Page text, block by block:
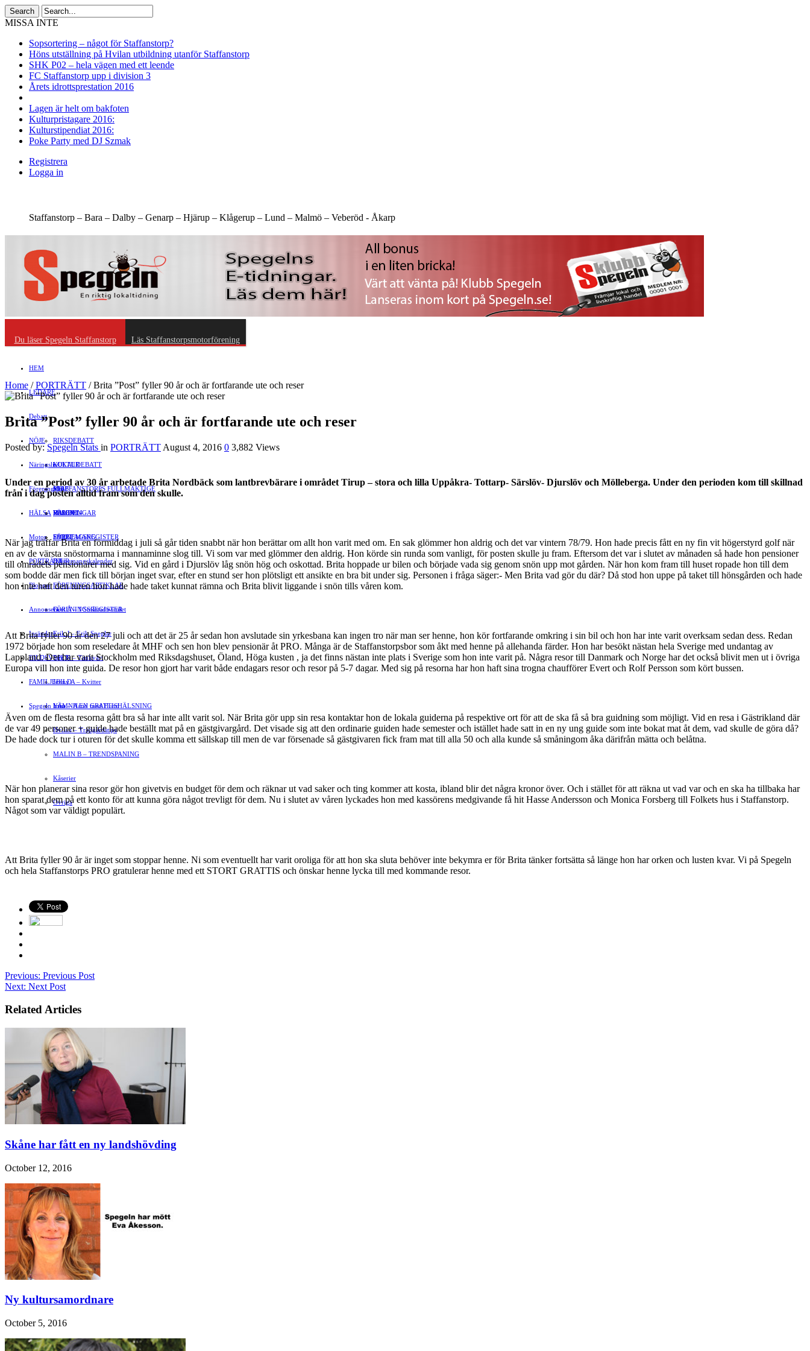
MISSA INTE
Sopsortering – något för Staffanstorp?
Höns utställning på Hvilan utbildning utanför Staffanstorp
SHK P02 – hela vägen med ett leende
FC Staffanstorp upp i division 3
Årets idrottsprestation 2016
Lagen är helt om bakfoten
Kulturpristagare 2016:
Kulturstipendiat 2016:
Poke Party med DJ Szmak
Registrera
Logga in
Staffanstorp – Bara – Dalby – Genarp – Hjärup – Klågerup – Lund – Malmö – Veberöd - Åkarp
Du läser Spegeln Staffanstorp Läs Staffanstorpsmotorförening
HEM
LEDARE
Debatt
RIKSDEBATT
LOKALDEBATT
STAFFANSTORPS FULLMÄKTIGE
VAL 2014
NÖJE
KULTUR
Mat
RESOR
EVENEMANG
Evenemangskalender
Näringsliv
JOBB
HANDEL
FÖRETAGSREGISTER
Föreningsliv
FÖRENINGAR
SPORT
DJUR
FÖRENINGSARTIKLAR
FÖRENINGSREGISTER
HÄLSA
Motor
PORTRÄTT
Bloggar
Gert Å – I Småstadsvimlet
Erik J – Erik Speglar
Stig N – Tänkvärt
Jenny A – Kvitter
Yrsa – Hand med Hund
Hvilan – Trädgårdstips
MALIN B – TRENDSPANING
Kåserier
Ovriga
Annonsera
Insändare
BILDSVEPET
FAMILJEBILD
LÄMNA EN GRATTISHÄLSNING
Spegeln Info
Home /PORTRÄTT /Brita ”Post” fyller 90 år och är fortfarande ute och reser
Brita ”Post” fyller 90 år och är fortfarande ute och reser
Posted by: Spegeln Stats in PORTRÄTT August 4, 2016 0 3,882 Views
Under en period av 30 år arbetade Brita Nordbäck som lantbrevbärare i området Tirup – stora och lilla Uppåkra- Tottarp- Särslöv- Djurslöv och Mölleberga. Under den perioden kom till skillnad
från i dag posten alltid fram som den skulle.
När jag träffar Brita en förmiddag i juli så går tiden snabbt när hon berättar om allt hon varit med om. En sak glömmer hon aldrig och det var vintern 78/79. Hon hade precis fått en ny fin vit högerstyrd golf när
en av de värsta snöstormarna i mannaminne slog till. Vi som var med glömmer den aldrig. Hon körde sin runda som vanligt, för posten skulle ju fram. Eftersom det var i slutet av månaden så hade hon pensioner
till områdets pensionärer med sig. Vid en gård i Djurslöv låg snön hög och oskottad. Brita hoppade ur bilen och började vada sig genom snön upp mot gården. När hon kom fram till huset ropade hon till dem
som bodde där men fick till början inget svar, efter en stund ser hon plötsligt ett ansikte en bra bit under sig. Personen i fråga säger:- Men Brita vad gör du där? Då stod hon uppe på taket till hönsgården och hade
hon inte haft den turen hon hade hade taket kunnat rämna och Brita blivit liggande i snön tills våren kom.
Att Brita fyller 90 år den 27 juli och att det är 25 år sedan hon avslutade sin yrkesbana kan ingen tro när man ser henne, hon kör fortfarande omkring i sin bil och hon har inte varit overksam sedan dess. Redan
1972 började hon som reseledare åt MHF och sen hon blev pensionär åt PRO. Många är de Staffanstorpsbor som åkt med henne på allehanda färder. Hon har besökt nästan hela Sverige med undantag av
Lappland. Det har varit Stockholm med Riksdagshuset, Öland, Höga kusten , ja det finns nästan inte plats i Sverige som hon inte varit på. Några resor till Danmark och Norge har det också blivit men ut i övriga
Europa vill hon inte guida. De resor hon gjort har varit både endagars resor och resor på 5-7 dagar. Med sig på resorna har hon haft sina trogna chaufförer Evert och Rolf Persson som kört bussen.
Även om de flesta resorna gått bra så har inte allt varit sol. När Brita gör upp sin resa kontaktar hon de lokala guiderna på respektive ort för att de ska få så bra guidning som möjligt. Vid en resa i Gästrikland där
de var 49 personer + guide hade beställt mat på en gästgivargård. Det visade sig att den ordinarie guiden hade semester och istället hade satt in en ny ung guide som inte bokat mat åt dem, vad skulle de göra då?
De hade dock tur i oturen för det skulle komma ett sällskap till men de var försenade så gästgivaren fick fram mat till alla 50 och alla kunde så småningom åka därifrån mätta och belåtna.
När hon planerar sina resor gör hon givetvis en budget för dem och räknar ut vad saker och ting kommer att kosta, ibland blir det några kronor över. Och i stället för att räkna ut vad var och en ska ha tillbaka har
hon sparat dem på ett konto för att kunna göra något trevligt för dem. Nu i slutet av våren lyckades hon med kassörens medgivande få hit Hasse Andersson och Monica Forsberg till Folkets hus i Staffanstorp.
Något som var väldigt populärt.
Att Brita fyller 90 år är inget som stoppar henne. Ni som eventuellt har varit oroliga för att hon ska sluta behöver inte bekymra er för Brita tänker fortsätta så länge hon har orken och lusten kvar. Vi på Spegeln
och hela Staffanstorps PRO gratulerar henne med ett STORT GRATTIS och önskar henne lycka till med kommande resor.
Previous: Previous Post
Next: Next Post
Related Articles
Skåne har fått en ny landshövding
October 12, 2016
Ny kultursamordnare
October 5, 2016